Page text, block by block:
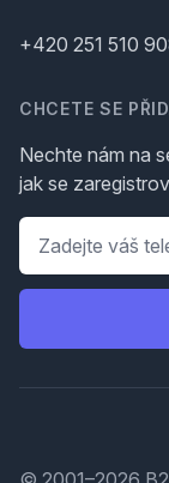
+420 251 510
CHCETE SE
Nechte nám na
jak se
Telefon